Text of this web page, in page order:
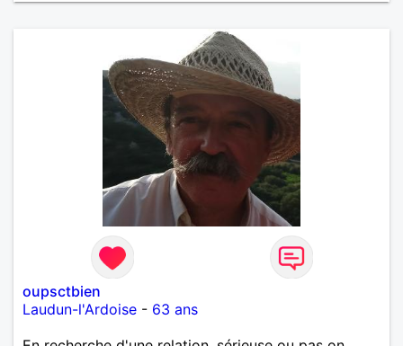
oupsctbien
Laudun-l'Ardoise - 63 ans